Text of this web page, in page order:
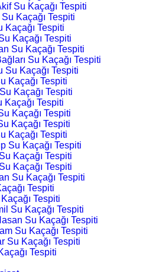
Su Kaçağı Tespiti
Kaçağı Tespiti
Kaçağı Tespiti
Kaçağı Tespiti
Su Kaçağı Tespiti
Su Kaçağı Tespiti
Su Kaçağı Tespiti
Kaçağı Tespiti
Kaçağı Tespiti
Kaçağı Tespiti
Kaçağı Tespiti
Kaçağı Tespiti
Kaçağı Tespiti
Su Kaçağı Tespiti
Kaçağı Tespiti
Kaçağı Tespiti
Su Kaçağı Tespiti
Tespiti
Tespiti
Su Kaçağı Tespiti
Su Kaçağı Tespiti
Su Kaçağı Tespiti
Su Kaçağı Tespiti
Tespiti